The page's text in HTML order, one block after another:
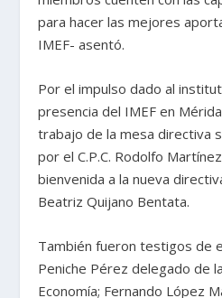
para hacer las mejores
IMEF- asentó.
Por el impulso dado al
presencia del IMEF en
trabajo de la mesa directiva
por el C.P.C. Rodolfo
bienvenida a la nueva
Beatriz Quijano Bentata.
También fueron testigos de
Peniche Pérez delegado de
Economía; Fernando López